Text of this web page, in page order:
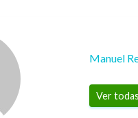
Manuel
Ver